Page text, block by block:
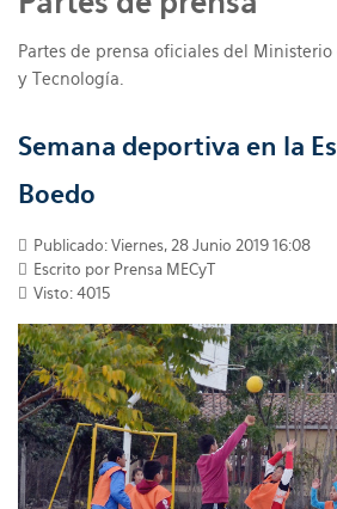
Partes de prensa oficiales del
y Tecnología.
Semana deportiva en la
Boedo
Publicado: Viernes, 28 Junio 2019 16:08
Escrito por Prensa MECyT
Visto: 4015